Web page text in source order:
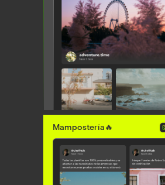
Mampostería🔥
Ir a la plataforma
Rabaja con cualquier CMS
y por supuesto, tu propio sitio